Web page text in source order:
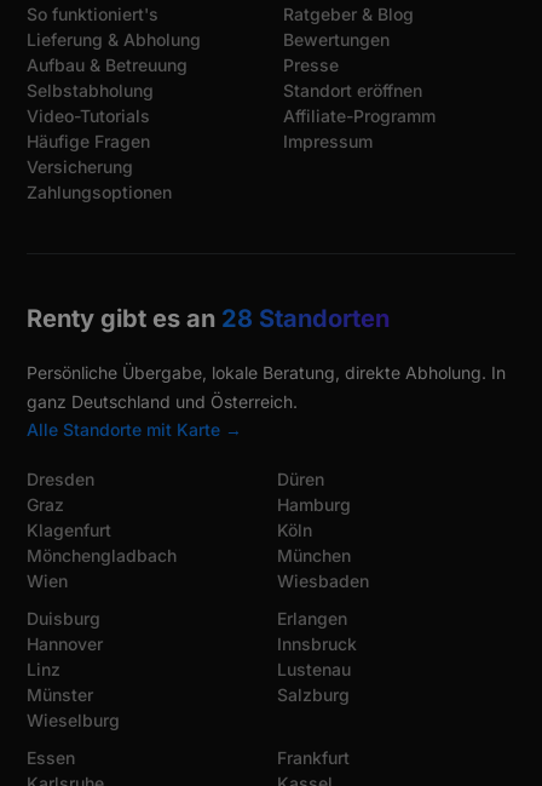
So funktioniert's
Lieferung & Abholung
Aufbau & Betreuung
Selbstabholung
Video-Tutorials
Häufige Fragen
Versicherung
Zahlungsoptionen
Ratgeber & Blog
Bewertungen
Presse
Standort eröffnen
Affiliate-Programm
Impressum
Renty gibt es an 28 Standorten
Persönliche Übergabe, lokale Beratung, direkte Abholung. In
ganz Deutschland und Österreich.
Alle Standorte mit Karte →
Dresden
Graz
Klagenfurt
Mönchengladbach
Wien
Düren
Hamburg
Köln
München
Wiesbaden
Duisburg
Hannover
Linz
Münster
Wieselburg
Erlangen
Innsbruck
Lustenau
Salzburg
Essen
Frankfurt